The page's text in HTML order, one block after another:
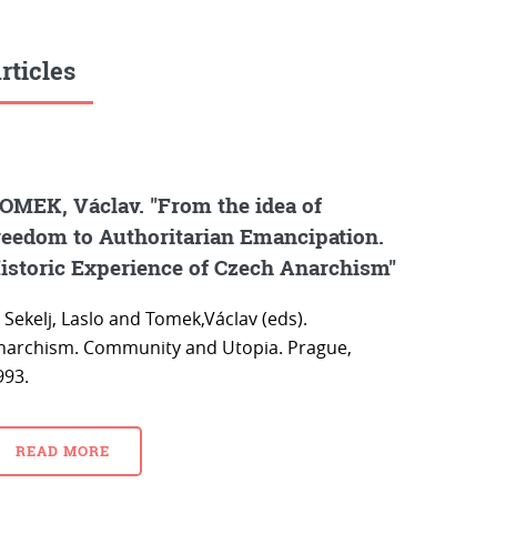
Václav. "From the idea of
to Authoritarian Emancipation.
Experience of Czech Anarchism"
Sekelj, Laslo and Tomek,Václav (eds).
Community and Utopia. Prague,
READ MORE